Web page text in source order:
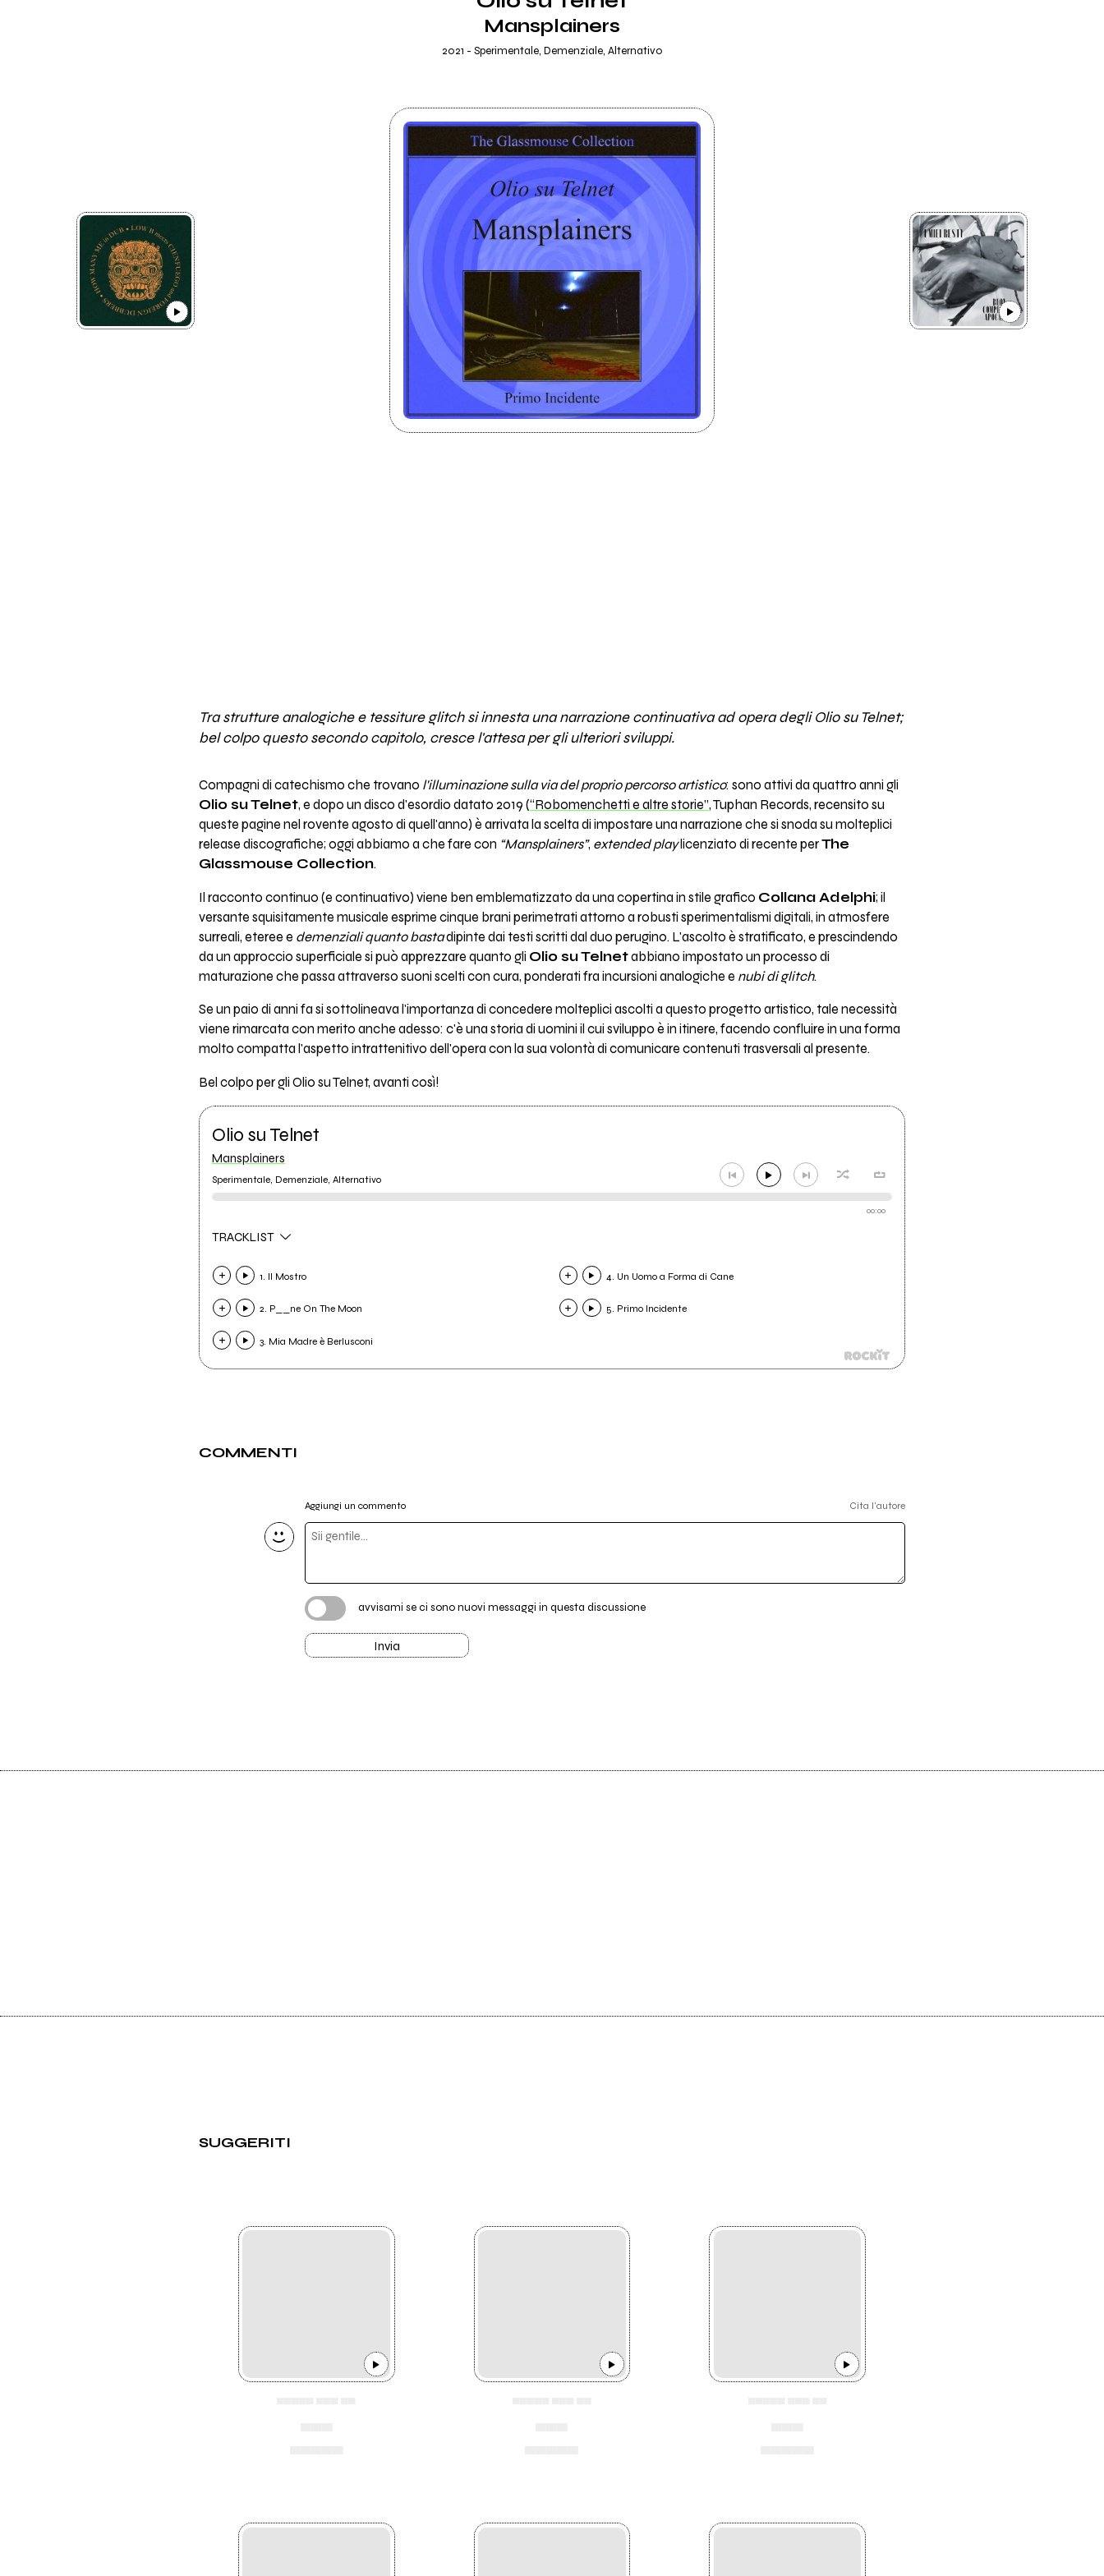
Mansplainers
2021 - Sperimentale, Demenziale, Alternativo
Tra strutture analogiche e tessiture glitch si innesta una narrazione continuativa ad opera degli Olio su Telnet;
bel colpo questo secondo capitolo, cresce l'attesa per gli ulteriori sviluppi.
Compagni di catechismo che trovano l'illuminazione sulla via del proprio percorso artistico: sono attivi da quattro anni gli
Olio su Telnet, e dopo un disco d'esordio datato 2019 (“Robomenchetti e altre storie”, Tuphan Records, recensito su
queste pagine nel rovente agosto di quell'anno) è arrivata la scelta di impostare una narrazione che si snoda su molteplici
release discografiche; oggi abbiamo a che fare con “Mansplainers”, extended playlicenziato di recente perThe
Glassmouse Collection.
Il racconto continuo (e continuativo) viene ben emblematizzato da una copertina in stile grafico Collana Adelphi; il
versante squisitamente musicale esprime cinque brani perimetrati attorno a robusti sperimentalismi digitali, in atmosfere
surreali, eteree e demenziali quanto bastadipinte dai testi scritti dal duo perugino. L'ascolto è stratificato, e prescindendo
da un approccio superficiale si può apprezzare quanto gli Olio su Telnetabbiano impostato un processo di
maturazione che passa attraverso suoni scelti con cura, ponderati fra incursioni analogiche e nubi di glitch.
Se un paio di anni fa si sottolineava l'importanza di concedere molteplici ascolti a questo progetto artistico, tale necessità
viene rimarcata con merito anche adesso: c'è una storia di uomini il cui sviluppo è in itinere, facendo confluire in una forma
molto compatta l'aspetto intrattenitivo dell'opera con la sua volontà di comunicare contenuti trasversali al presente.
Bel colpo per gli Olio su Telnet, avanti così!
Olio su Telnet
Mansplainers
Sperimentale, Demenziale, Alternativo
00:00
TRACKLIST
1. Il Mostro
2. P__ne On The Moon
3. Mia Madre è Berlusconi
4. Un Uomo a Forma di Cane
5. Primo Incidente
COMMENTI
Aggiungi un commento Cita l'autore
avvisami se ci sono nuovi messaggi in questa discussione
Invia
SUGGERITI